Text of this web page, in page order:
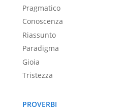
Pragmatico
Conoscenza
Riassunto
Paradigma
Gioia
Tristezza
PROVERBI